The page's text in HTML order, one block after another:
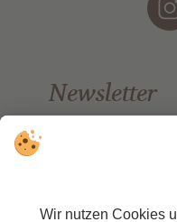
Newsletter
Bleiben Sie auf